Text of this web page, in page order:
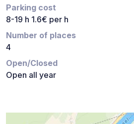
Parking cost
8-19 h 1.6€ per h
Number of places
4
Open/Closed
Open all year